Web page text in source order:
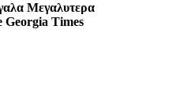
Μεγαλυτερα
Georgia Times